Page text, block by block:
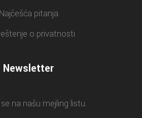
Najčešća pitanja
o privatnosti
Newsletter
na našu mejling listu.